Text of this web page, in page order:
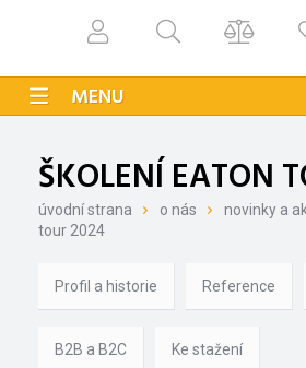
MENU
ŠKOLENÍ EATON
úvodní strana o nás novinky a
tour 2024
Profil a historie Reference
B2B a B2C Ke stažení